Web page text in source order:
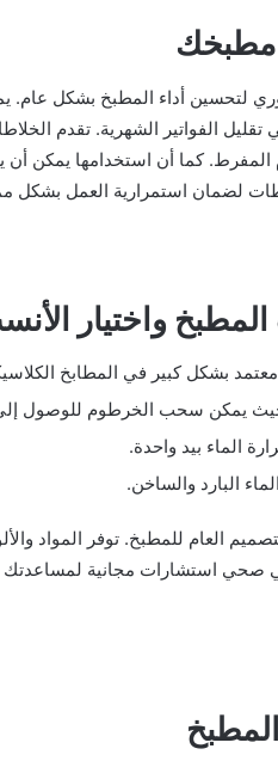
مطبخك
لتحسين أداء المطبخ بشكل عام.
تقليل الفواتير الشهرية. تقدم
المفرط. كما أن استخدامها يمكن
لضمان استمرارية العمل بشكل
واختيار
بشكل كبير في المطابخ
حيث يمكن سحب الخرطوم للوصول
الماء بيد واحدة.
البارد والساخن.
العام للمطبخ. توفر المواد
صحي استشارات مجانية